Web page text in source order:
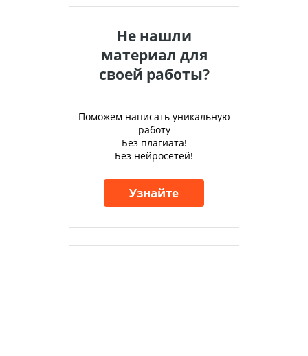
Не нашли
материал для
своей работы?
Поможем написать уникальную
работу
Без плагиата!
Без нейросетей!
Узнайте